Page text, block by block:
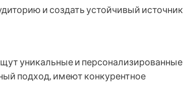
и создать устойчивый источник
уникальные и персонализированные
подход, имеют конкурентное